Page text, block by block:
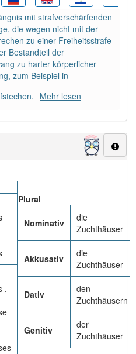
: 1
aber mit einem
haben den Artikel
mit strafverschärfenden
die wegen nicht mit der
zu einer Freiheitsstrafe
Bestandteil der
zu harter körperlicher
zum Beispiel in
Mehr lesen
,
Plural
Nominativ
die
Zuchthäuser
Akkusativ
die
Zuchthäuser
Dativ
den
Zuchthäusern
Genitiv
der
Zuchthäuser